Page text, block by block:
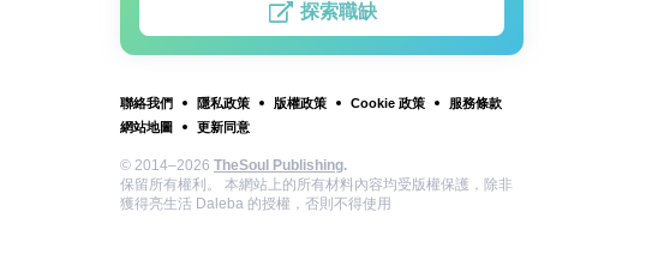
探索職缺
聯絡我們 隱私政策 版權政策 Cookie 政策
服務條款
網站地圖
更新同意
© 2014–2026 TheSoul Publishing.
保留所有權利。 本網站上的所有材料內容均受版權保護，除非
獲得亮生活 Daleba 的授權，否則不得使用